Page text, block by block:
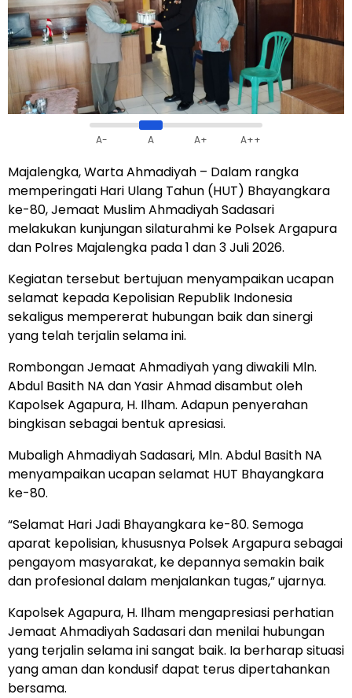
A- A A+ A++
Majalengka, Warta Ahmadiyah – Dalam rangka
memperingati Hari Ulang Tahun (HUT) Bhayangkara
ke-80, Jemaat Muslim Ahmadiyah Sadasari
melakukan kunjungan silaturahmi ke Polsek Argapura
dan Polres Majalengka pada 1 dan 3 Juli 2026.
Kegiatan tersebut bertujuan menyampaikan ucapan
selamat kepada Kepolisian Republik Indonesia
sekaligus mempererat hubungan baik dan sinergi
yang telah terjalin selama ini.
Rombongan Jemaat Ahmadiyah yang diwakili Mln.
Abdul Basith NA dan Yasir Ahmad disambut oleh
Kapolsek Agapura, H. Ilham. Adapun penyerahan
bingkisan sebagai bentuk apresiasi.
Mubaligh Ahmadiyah Sadasari, Mln. Abdul Basith NA
menyampaikan ucapan selamat HUT Bhayangkara
ke-80.
“Selamat Hari Jadi Bhayangkara ke-80. Semoga
aparat kepolisian, khususnya Polsek Argapura sebagai
pengayom masyarakat, ke depannya semakin baik
dan profesional dalam menjalankan tugas,” ujarnya.
Kapolsek Agapura, H. Ilham mengapresiasi perhatian
Jemaat Ahmadiyah Sadasari dan menilai hubungan
yang terjalin selama ini sangat baik. Ia berharap situasi
yang aman dan kondusif dapat terus dipertahankan
bersama.